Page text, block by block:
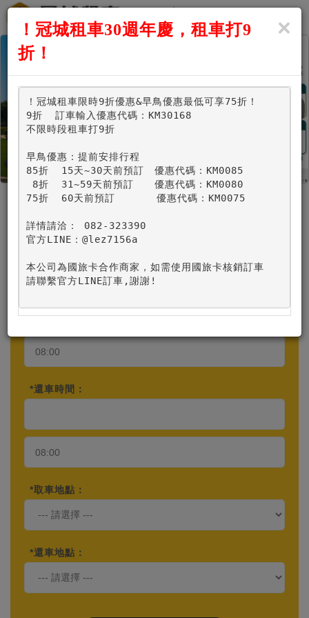
Menu
營業時間0800~1800,
超過營業時間取(還)車,請來電洽詢
*取車時間：
*還車時間：
*取車地點：
*還車地點：
×
！冠城租車30週年慶，租車打9
折！
！冠城租車限時9折優惠&早鳥優惠最低可享75折！
9折  訂車輸入優惠代碼：KM30168
不限時段租車打9折
早鳥優惠：提前安排行程
85折  15天~30天前預訂　優惠代碼：KM0085
8折  31~59天前預訂　　優惠代碼：KM0080
75折  60天前預訂　　　　優惠代碼：KM0075
詳情請洽： 082-323390
官方LINE：@lez7156a
本公司為國旅卡合作商家，如需使用國旅卡核銷訂車
請聯繫官方LINE訂車,謝謝!